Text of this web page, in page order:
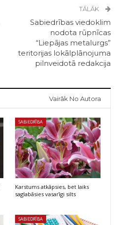
TĀLĀK
Sabiedrības viedoklim
nodota rūpnīcas
“Liepājas metalurgs”
teritorijas lokālplānojuma
pilnveidotā redakcija
Vairāk No Autora
SABIEDRĪBA
Karstums atkāpsies, bet laiks
saglabāsies vasarīgi silts
SABIEDRĪBA